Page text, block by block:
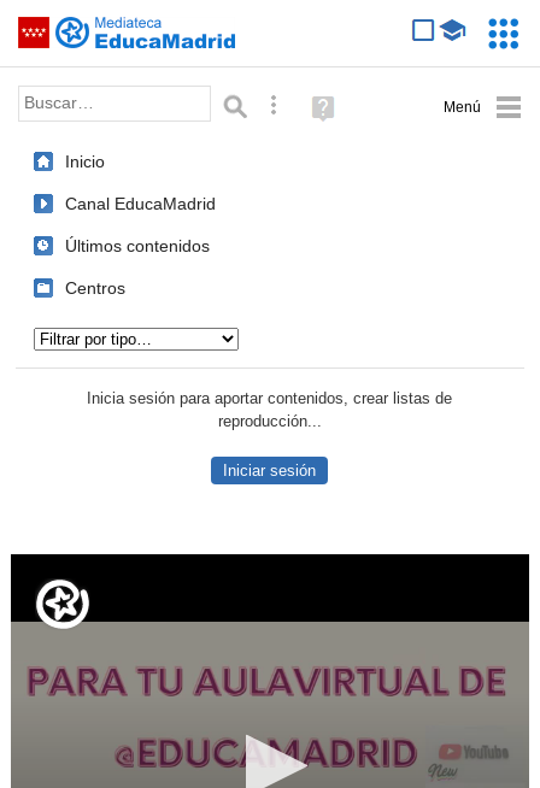
Saltar navegación
Palabra o frase: Búsqueda avanzada
Ayuda
(en
Inicio
Canal EducaMadrid
Últimos contenidos
Centros
Inicia sesión para aportar contenidos, crear listas de
reproducción...
Iniciar sesión